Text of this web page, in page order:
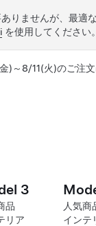
りませんが、最適
を使用してください。
8/11(火)のご注
3
品
リア
人気商
インテ